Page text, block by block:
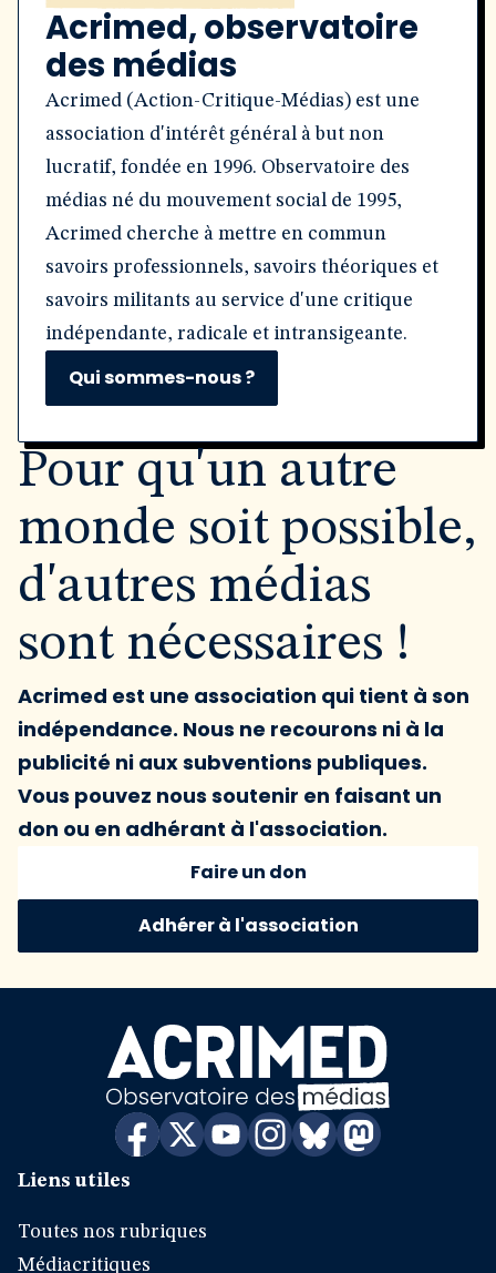
Acrimed, observatoire
des médias
Acrimed (Action-Critique-Médias) est une
association d'intérêt général à but non
lucratif, fondée en 1996. Observatoire des
médias né du mouvement social de 1995,
Acrimed cherche à mettre en commun
savoirs professionnels, savoirs théoriques et
savoirs militants au service d'une critique
indépendante, radicale et intransigeante.
Qui sommes-nous ?
Pour qu'un autre
monde soit possible,
d'autres médias
sont nécessaires !
Acrimed est une association qui tient à son
indépendance. Nous ne recourons ni à la
publicité ni aux subventions publiques.
Vous pouvez nous soutenir en faisant un
don ou en adhérant à l'association.
Faire un don
Adhérer à l'association
Liens utiles
Toutes nos rubriques
Médiacritiques